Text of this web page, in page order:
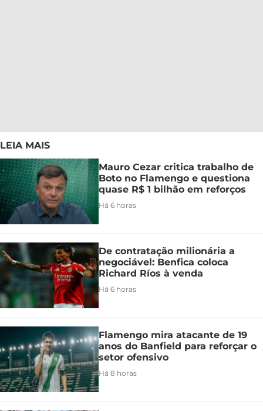
LEIA MAIS
Mauro Cezar critica trabalho de
Boto no Flamengo e questiona
quase R$ 1 bilhão em reforços
Há 6 horas
De contratação milionária a
negociável: Benfica coloca
Richard Ríos à venda
Há 6 horas
Flamengo mira atacante de 19
anos do Banfield para reforçar o
setor ofensivo
Há 8 horas